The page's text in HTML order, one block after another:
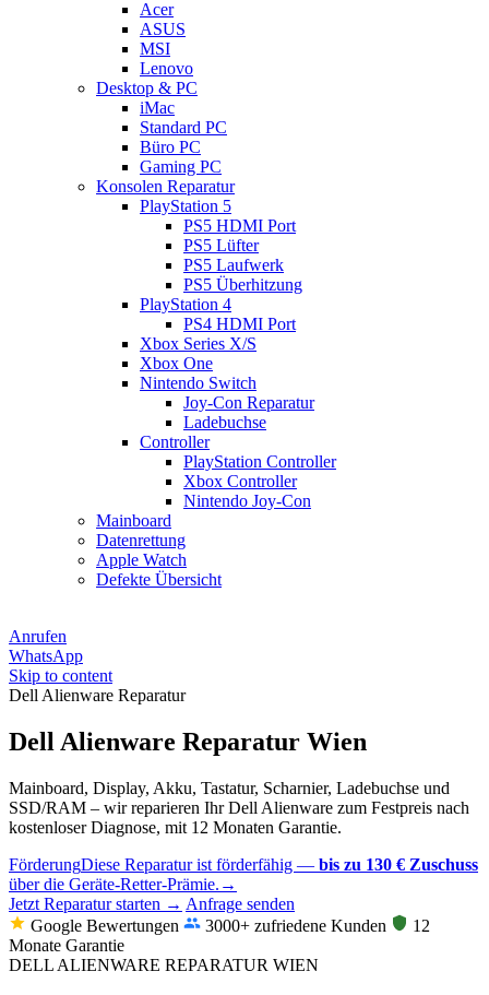
Acer
ASUS
MSI
Lenovo
Desktop & PC
iMac
Standard PC
Büro PC
Gaming PC
Konsolen Reparatur
PlayStation 5
PS5 HDMI Port
PS5 Lüfter
PS5 Laufwerk
PS5 Überhitzung
PlayStation 4
PS4 HDMI Port
Xbox Series X/S
Xbox One
Nintendo Switch
Joy-Con Reparatur
Ladebuchse
Controller
PlayStation Controller
Xbox Controller
Nintendo Joy-Con
Mainboard
Datenrettung
Apple Watch
Defekte Übersicht
Anrufen
WhatsApp
Skip to content
Dell Alienware Reparatur
Dell Alienware Reparatur Wien
Mainboard, Display, Akku, Tastatur, Scharnier, Ladebuchse und
SSD/RAM – wir reparieren Ihr Dell Alienware zum Festpreis nach
kostenloser Diagnose, mit 12 Monaten Garantie.
FörderungDiese Reparatur ist förderfähig — bis zu 130 € Zuschuss
über die Geräte-Retter-Prämie. →
Jetzt Reparatur starten → Anfrage senden
Google Bewertungen
3000+ zufriedene Kunden
12
Monate Garantie
DELL ALIENWARE REPARATUR WIEN